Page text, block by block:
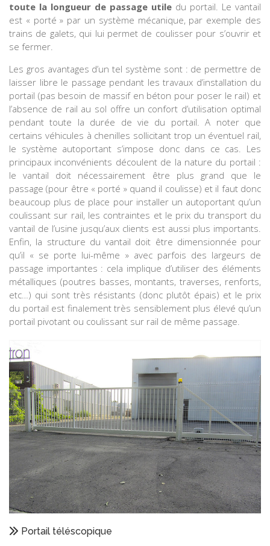
toute la longueur de passage utile du portail. Le vantail
est « porté » par un système mécanique, par exemple des
trains de galets, qui lui permet de coulisser pour s’ouvrir et
se fermer.
Les gros avantages d’un tel système sont : de permettre de
laisser libre le passage pendant les travaux d’installation du
portail (pas besoin de massif en béton pour poser le rail) et
l’absence de rail au sol offre un confort d’utilisation optimal
pendant toute la durée de vie du portail. A noter que
certains véhicules à chenilles sollicitant trop un éventuel rail,
le système autoportant s’impose donc dans ce cas. Les
principaux inconvénients découlent de la nature du portail :
le vantail doit nécessairement être plus grand que le
passage (pour être « porté » quand il coulisse) et il faut donc
beaucoup plus de place pour installer un autoportant qu’un
coulissant sur rail, les contraintes et le prix du transport du
vantail de l’usine jusqu’aux clients est aussi plus importants.
Enfin, la structure du vantail doit être dimensionnée pour
qu’il « se porte lui-même » avec parfois des largeurs de
passage importantes : cela implique d’utiliser des éléments
métalliques (poutres basses, montants, traverses, renforts,
etc…) qui sont très résistants (donc plutôt épais) et le prix
du portail est finalement très sensiblement plus élevé qu’un
portail pivotant ou coulissant sur rail de même passage.
Portail téléscopique